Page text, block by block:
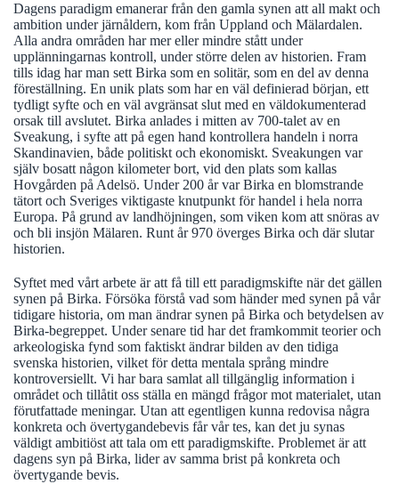
Dagens paradigm emanerar från den gamla synen att all makt och
ambition under järnåldern, kom från Uppland och Mälardalen.
Alla andra områden har mer eller mindre stått under
upplänningarnas kontroll, under större delen av historien. Fram
tills idag har man sett Birka som en solitär, som en del av denna
föreställning. En unik plats som har en väl definierad början, ett
tydligt syfte och en väl avgränsat slut med en väldokumenterad
orsak till avslutet. Birka anlades i mitten av 700-talet av en
Sveakung, i syfte att på egen hand kontrollera handeln i norra
Skandinavien, både politiskt och ekonomiskt. Sveakungen var
själv bosatt någon kilometer bort, vid den plats som kallas
Hovgården på Adelsö. Under 200 år var Birka en blomstrande
tätort och Sveriges viktigaste knutpunkt för handel i hela norra
Europa. På grund av landhöjningen, som viken kom att snöras av
och bli insjön Mälaren. Runt år 970 överges Birka och där slutar
historien.
Syftet med vårt arbete är att få till ett paradigmskifte när det gällen
synen på Birka. Försöka förstå vad som händer med synen på vår
tidigare historia, om man ändrar synen på Birka och betydelsen av
Birka-begreppet. Under senare tid har det framkommit teorier och
arkeologiska fynd som faktiskt ändrar bilden av den tidiga
svenska historien, vilket för detta mentala språng mindre
kontroversiellt. Vi har bara samlat all tillgänglig information i
området och tillåtit oss ställa en mängd frågor mot materialet, utan
förutfattade meningar. Utan att egentligen kunna redovisa några
konkreta och övertygandebevis får vår tes, kan det ju synas
väldigt ambitiöst att tala om ett paradigmskifte. Problemet är att
dagens syn på Birka, lider av samma brist på konkreta och
övertygande bevis.